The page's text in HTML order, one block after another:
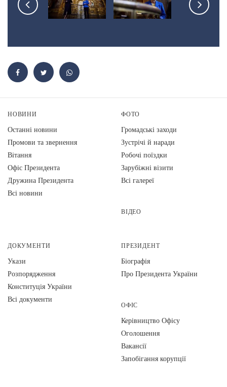
НОВИНИ
Останні новини
Промови та звернення
Вiтання
Офіс Президента
Дружина Президента
Всі новини
ФОТО
Громадські заходи
Зустрічі й наради
Робочі поїздки
Зарубіжні візити
Всі галереї
ВІДЕО
ДОКУМЕНТИ
Укази
Розпорядження
Конституція України
Всі документи
ПРЕЗИДЕНТ
Біографія
Про Президента України
ОФІС
Керівництво Офісу
Оголошення
Вакансії
Запобігання корупції